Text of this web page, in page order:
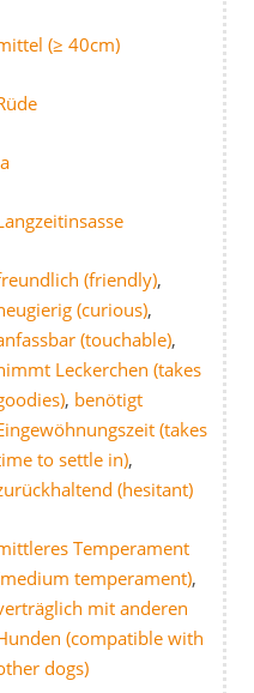
(≥ 40cm)
(friendly),
(curious),
(touchable),
Leckerchen (takes
, benötigt
(takes
to settle in),
(hesitant)
Temperament
temperament),
mit anderen
(compatible with
dogs)